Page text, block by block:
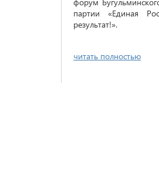
партии «Единая
результат!».
читать полностью